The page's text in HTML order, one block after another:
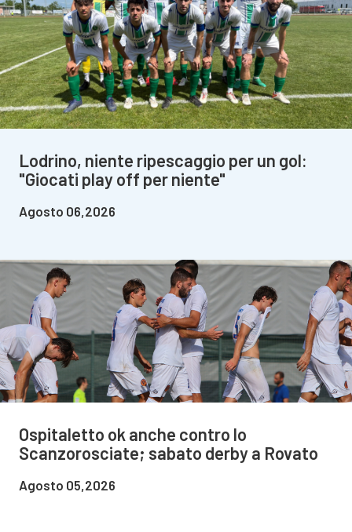
Lodrino, niente ripescaggio per un gol:
"Giocati play off per niente"
Agosto 06,2026
Ospitaletto ok anche contro lo
Scanzorosciate; sabato derby a Rovato
Agosto 05,2026